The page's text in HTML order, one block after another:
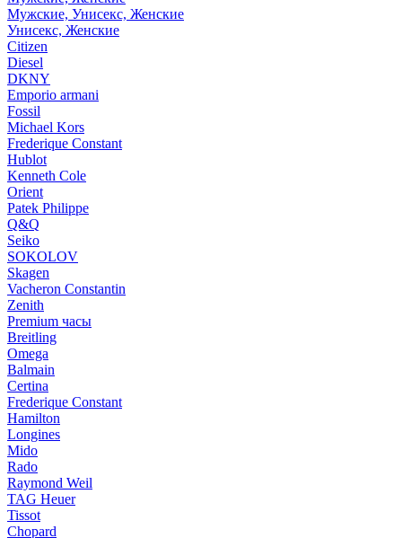
Мужские, Унисекс, Женские
Унисекс, Женские
Citizen
Diesel
DKNY
Emporio armani
Fossil
Michael Kors
Frederique Constant
Hublot
Kenneth Cole
Orient
Patek Philippe
Q&Q
Seiko
SOKOLOV
Skagen
Vacheron Constantin
Zenith
Premium часы
Breitling
Omega
Balmain
Certina
Frederique Constant
Hamilton
Longines
Mido
Rado
Raymond Weil
TAG Heuer
Tissot
Chopard